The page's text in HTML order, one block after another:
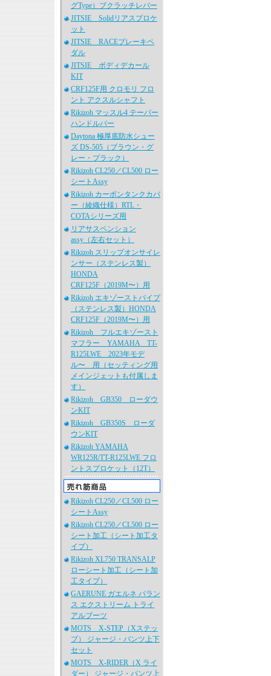
グType）ブクラッチレバー
JITSIE Solidリアスプロケ
ット
JITSIE RACEブレーキペ
ダル
JITSIE ボディデカール
KIT
CRF125F用 クロモリ フロ
ント アクスルシャフト
Rikizoh マッスル4 テーパー
ハンドルバー
Daytona 極厚底防水シュー
ズ DS-505（ブラウン・グ
レー・ブラック）
Rikizoh CL250／CL500 ロー
シートAssy
Rikizoh カーボンタンクカバ
ー（綾織仕様）RTL・
COTAシリーズ用
リアサスペンション
assy（左右セット）
Rikizoh スリップオンサイレ
ンサー（ステンレス製）
HONDA
CRF125F（2019M〜）用
Rikizoh エキゾーストパイプ
（ステンレス製）HONDA
CRF125F（2019M〜）用
Rikizoh フルエキゾースト
マフラー YAMAHA TT-
R125LWE 2023年モデ
ル〜 用（セッティング用
メインジェットも付属しま
す）
Rikizoh GB350 ローダウ
ンKIT
Rikizoh GB350S ローダ
ウンKIT
Rikizoh YAMAHA
WR125R/TT-R125LWE フロ
ントスプロケット（12T）
Rikizoh CL250／CL500 ロー
シートAssy
Rikizoh CL250／CL500 ロー
シート加工（シート加工タ
イプ）
Rikizoh XL750 TRANSALP
ローシート加工（シート加
工タイプ）
GAERUNE ガエルネ バラン
ス エクストリーム トライ
アルブーツ
MOTS X-STEP（Xステッ
プ） ジャージ・パンツ上下
セット
MOTS X-RIDER（X ライ
ダー） ジャージ・パンツ上